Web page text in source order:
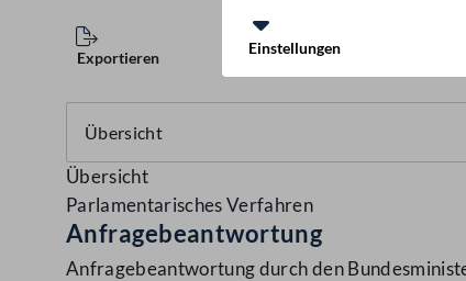
Einstellungen
Exportieren
Übersicht
Parlamentarisches Verfahren
Anfragebeantwortung
Anfragebeantwortung durch den